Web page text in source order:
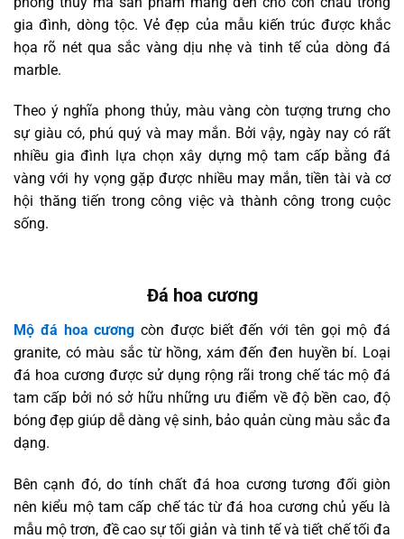
gia đình, dòng tộc. Vẻ đẹp của mẫu kiến trúc được khắc
họa rõ nét qua sắc vàng dịu nhẹ và tinh tế của dòng đá
marble.
Theo ý nghĩa phong thủy, màu vàng còn tượng trưng cho
sự giàu có, phú quý và may mắn. Bởi vậy, ngày nay có rất
nhiều gia đình lựa chọn xây dựng mộ tam cấp bằng đá
vàng với hy vọng gặp được nhiều may mắn, tiền tài và cơ
hội thăng tiến trong công việc và thành công trong cuộc
sống.
Đá hoa cương
Mộ đá hoa cương còn được biết đến với tên gọi mộ đá
granite, có màu sắc từ hồng, xám đến đen huyền bí. Loại
đá hoa cương được sử dụng rộng rãi trong chế tác mộ đá
tam cấp bởi nó sở hữu những ưu điểm về độ bền cao, độ
bóng đẹp giúp dễ dàng vệ sinh, bảo quản cùng màu sắc đa
dạng.
Bên cạnh đó, do tính chất đá hoa cương tương đối giòn
nên kiểu mộ tam cấp chế tác từ đá hoa cương chủ yếu là
mẫu mộ trơn, đề cao sự tối giản và tinh tế và tiết chế tối đa